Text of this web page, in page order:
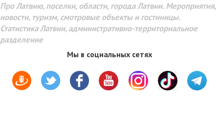
Про Латвию, поселки, области, города Латвии. Мероприятия,
новости, туризм, смотровые объекты и гостиницы.
Статистика Латвии, административно-территориальное
разделение
Мы в социальных сетях